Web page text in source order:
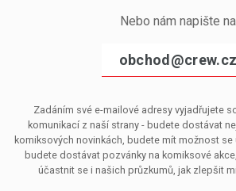
Nebo nám napište na
obchod@crew.cz
Zadáním své e-mailové adresy vyjadřujete
komunikací z naší strany - budete dostávat
komiksových novinkách, budete mít možnost
budete dostávat pozvánky na komiksové
účastnit se i našich průzkumů, jak zlepšit